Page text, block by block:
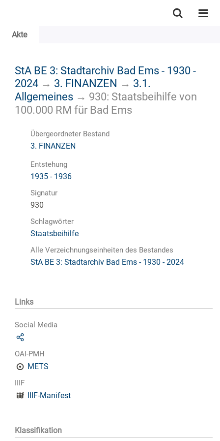
Akte
StA BE 3: Stadtarchiv Bad Ems - 1930 -
2024 → 3. FINANZEN → 3.1.
Allgemeines → 930: Staatsbeihilfe von
100.000 RM für Bad Ems
Übergeordneter Bestand
3. FINANZEN
Entstehung
1935 - 1936
Signatur
930
Schlagwörter
Staatsbeihilfe
Alle Verzeichnungseinheiten des Bestandes
StA BE 3: Stadtarchiv Bad Ems - 1930 - 2024
Links
Social Media
OAI-PMH
METS
IIIF
IIIF-Manifest
Klassifikation